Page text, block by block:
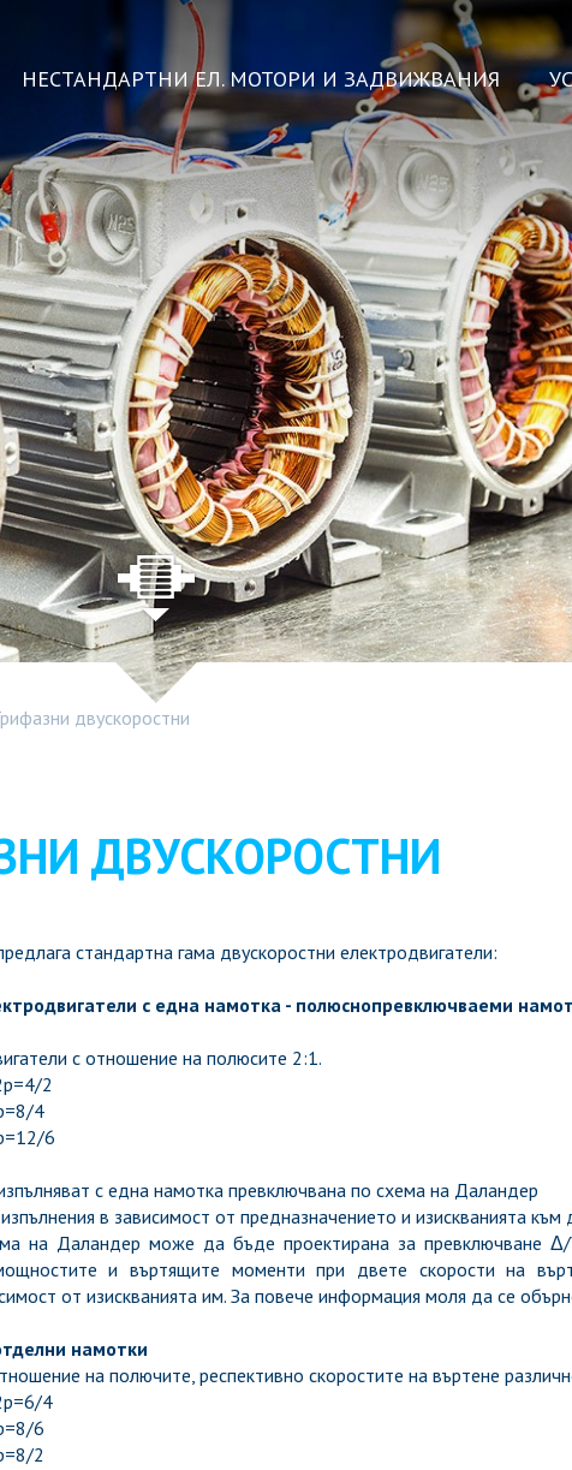
НЕСТАНДАРТНИ ЕЛ. МОТОРИ И ЗАДВИЖВАНИЯ
двускоростни
ДВУСКОРОСТНИ
стандартна гама двускоростни електродвигатели:
с една намотка - полюснопревключваеми
с отношение на полюсите 2:1.
2
4
6
с една намотка превключвана по схема на Даландер
в зависимост от предназначението и изискванията към
на Даландер може да бъде проектирана за превключване Δ/
и въртящите моменти при двете скорости на
от изискванията им. За повече информация моля да се
намотки
на полючите, респективно скоростите на въртене
4
6
2